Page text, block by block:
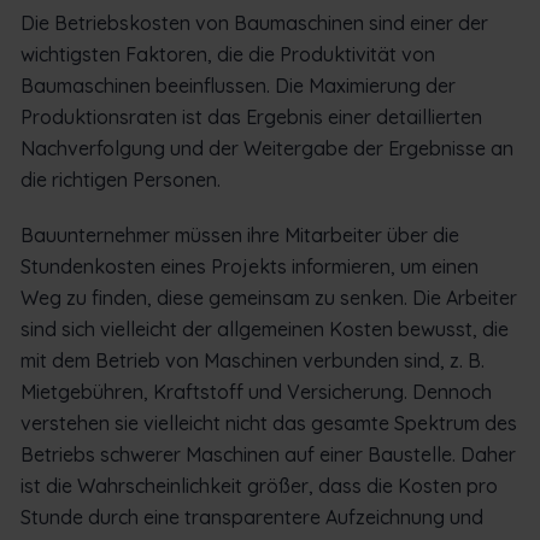
Die Betriebskosten von Baumaschinen sind einer der
wichtigsten Faktoren, die die Produktivität von
Baumaschinen beeinflussen. Die Maximierung der
Produktionsraten ist das Ergebnis einer detaillierten
Nachverfolgung und der Weitergabe der Ergebnisse an
die richtigen Personen.
Bauunternehmer müssen ihre Mitarbeiter über die
Stundenkosten eines Projekts informieren, um einen
Weg zu finden, diese gemeinsam zu senken. Die Arbeiter
sind sich vielleicht der allgemeinen Kosten bewusst, die
mit dem Betrieb von Maschinen verbunden sind, z. B.
Mietgebühren, Kraftstoff und Versicherung. Dennoch
verstehen sie vielleicht nicht das gesamte Spektrum des
Betriebs schwerer Maschinen auf einer Baustelle. Daher
ist die Wahrscheinlichkeit größer, dass die Kosten pro
Stunde durch eine transparentere Aufzeichnung und